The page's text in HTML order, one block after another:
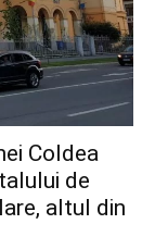
Coldea
de
altul din